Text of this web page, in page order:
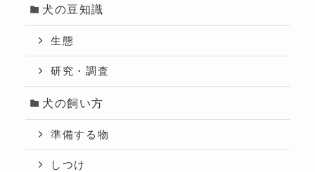
犬の豆知識
生態
研究・調査
犬の飼い方
準備する物
しつけ